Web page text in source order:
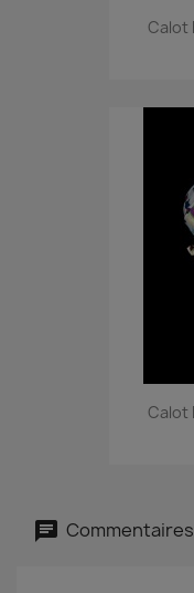
Calot
Calot